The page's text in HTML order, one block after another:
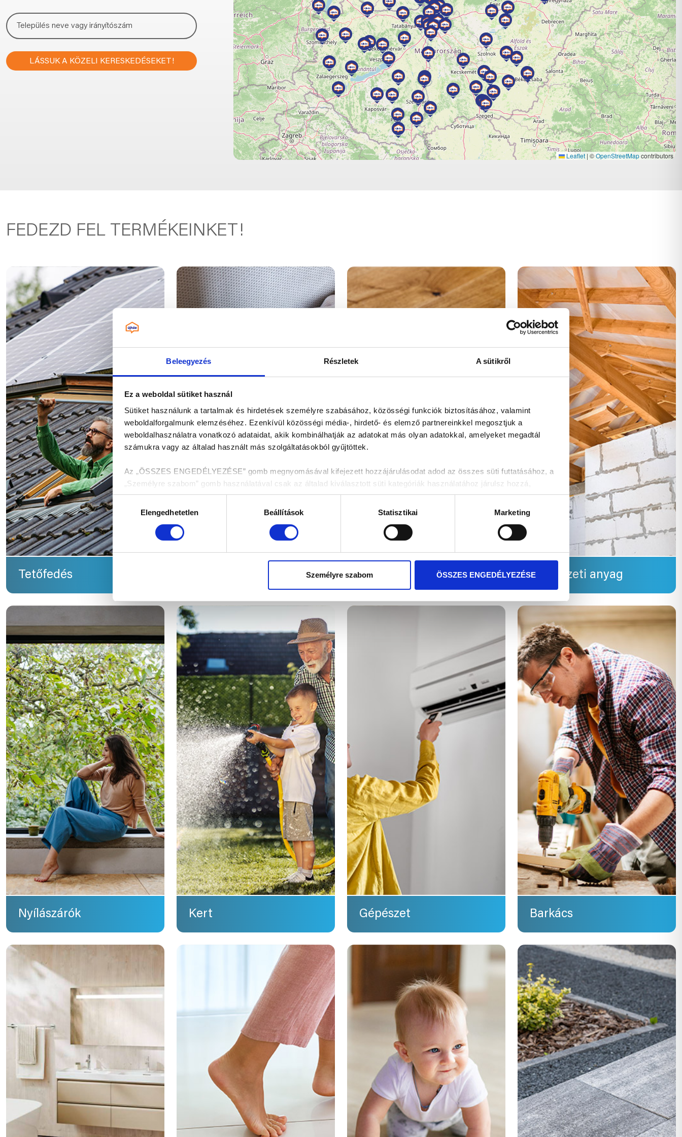
Beleegyezés Részletek A sütikről
Ez a weboldal sütiket használ
Sütiket használunk a tartalmak és hirdetések személyre szabásához, közösségi funkciók biztosításához, valamint
weboldalforgalmunk elemzéséhez. Ezenkívül közösségi média-, hirdető- és elemző partnereinkkel megosztjuk a
weboldalhasználatra vonatkozó adataidat, akik kombinálhatják az adatokat más olyan adatokkal, amelyeket megadtál
számukra vagy az általad használt más szolgáltatásokból gyűjtöttek.
Az „ÖSSZES ENGEDÉLYEZÉSE” gomb megnyomásával kifejezett hozzájárulásodat adod az összes süti futtatásához, a
„Személyre szabom” gomb használatával csak az általad kiválasztott süti kategóriák használatához járulsz hozzá,
melyekről a Részletek megjelenítése fül alatt tájékozódhatsz.
Hozzájárulás
kiválasztásaElengedhetetlen Beállítások Statisztikai Marketing
Személyre szabom ÖSSZES ENGEDÉLYEZÉSE
LÁSSUK A KÖZELI KERESKEDÉSEKET!
Leaflet | ©OpenStreetMapcontributors
FEDEZD FEL TERMÉKEINKET!
Tetőfedés Ragasztástechnika Szerkezeti anyag
Nyílászárók Kert Gépészet Barkács